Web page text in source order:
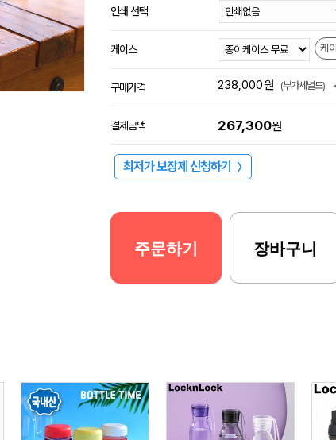
인쇄 선택
케이스 케
구매가격 238,000원 (부가세별도)
결제금액 267,300원
최저가 보장제 신청하기 〉
주문하기 장바구니